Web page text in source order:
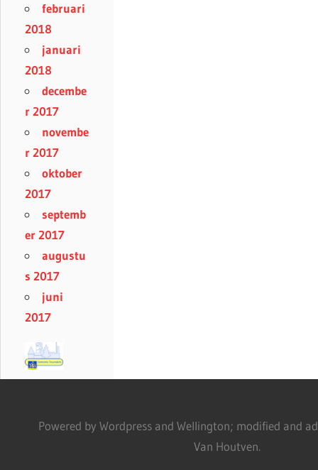
februari
2018
januari
2018
decembe
r 2017
novembe
r 2017
oktober
2017
septemb
er 2017
augustu
s 2017
juni
2017
Powered by Wordpress and Wellington; modified and
Van Houtven.